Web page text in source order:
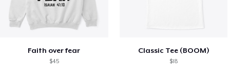
Faith over fear
$45
Classic Tee (BOOM)
$18